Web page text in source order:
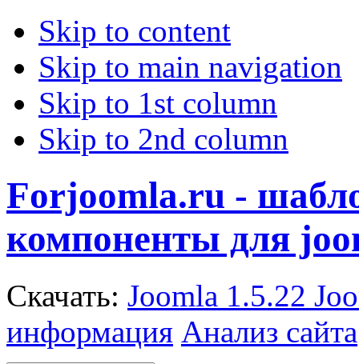
Skip to content
Skip to main navigation
Skip to 1st column
Skip to 2nd column
Forjoomla.ru -
компоненты для
Скачать: Joomla 1.5.22
информация Анализ сайта